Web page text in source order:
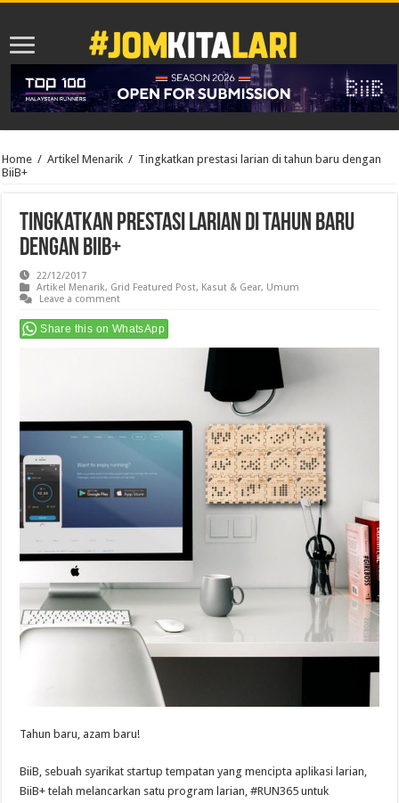
Home / Artikel Menarik / Tingkatkan prestasi larian di tahun baru dengan
BiiB+
Tingkatkan prestasi larian di tahun baru
dengan BiiB+
22/12/2017
Artikel Menarik, Grid Featured Post, Kasut & Gear, Umum
Leave a comment
Share this on WhatsApp
Tahun baru, azam baru!
BiiB, sebuah syarikat startup tempatan yang mencipta aplikasi larian,
BiiB+ telah melancarkan satu program larian, #RUN365 untuk